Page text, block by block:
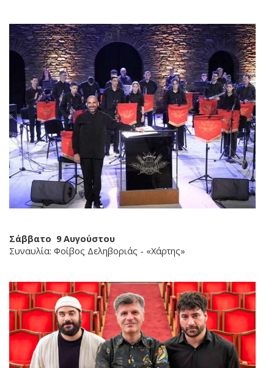
Σάββατο 9 Αυγούστου
Συναυλία: Φοίβος Δεληβοριάς - «Χάρτης»